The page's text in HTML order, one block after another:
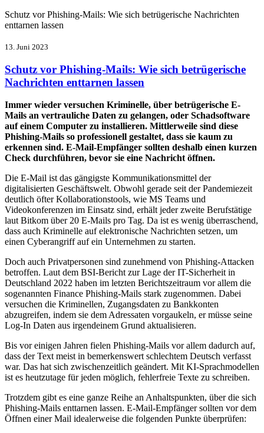
Schutz vor Phishing-Mails: Wie sich betrügerische Nachrichten
enttarnen lassen
13. Juni 2023
Schutz vor Phishing-Mails: Wie sich betrügerische
Nachrichten enttarnen lassen
Immer wieder versuchen Kriminelle, über betrügerische E-
Mails an vertrauliche Daten zu gelangen, oder Schadsoftware
auf einem Computer zu installieren. Mittlerweile sind diese
Phishing-Mails so professionell gestaltet, dass sie kaum zu
erkennen sind. E-Mail-Empfänger sollten deshalb einen kurzen
Check durchführen, bevor sie eine Nachricht öffnen.
Die E-Mail ist das gängigste Kommunikationsmittel der
digitalisierten Geschäftswelt. Obwohl gerade seit der Pandemiezeit
deutlich öfter Kollaborationstools, wie MS Teams und
Videokonferenzen im Einsatz sind, erhält jeder zweite Berufstätige
laut Bitkom über 20 E-Mails pro Tag. Da ist es wenig überraschend,
dass auch Kriminelle auf elektronische Nachrichten setzen, um
einen Cyberangriff auf ein Unternehmen zu starten.
Doch auch Privatpersonen sind zunehmend von Phishing-Attacken
betroffen. Laut dem BSI-Bericht zur Lage der IT-Sicherheit in
Deutschland 2022 haben im letzten Berichtszeitraum vor allem die
sogenannten Finance Phishing-Mails stark zugenommen. Dabei
versuchen die Kriminellen, Zugangsdaten zu Bankkonten
abzugreifen, indem sie dem Adressaten vorgaukeln, er müsse seine
Log-In Daten aus irgendeinem Grund aktualisieren.
Bis vor einigen Jahren fielen Phishing-Mails vor allem dadurch auf,
dass der Text meist in bemerkenswert schlechtem Deutsch verfasst
war. Das hat sich zwischenzeitlich geändert. Mit KI-Sprachmodellen
ist es heutzutage für jeden möglich, fehlerfreie Texte zu schreiben.
Trotzdem gibt es eine ganze Reihe an Anhaltspunkten, über die sich
Phishing-Mails enttarnen lassen. E-Mail-Empfänger sollten vor dem
Öffnen einer Mail idealerweise die folgenden Punkte überprüfen: